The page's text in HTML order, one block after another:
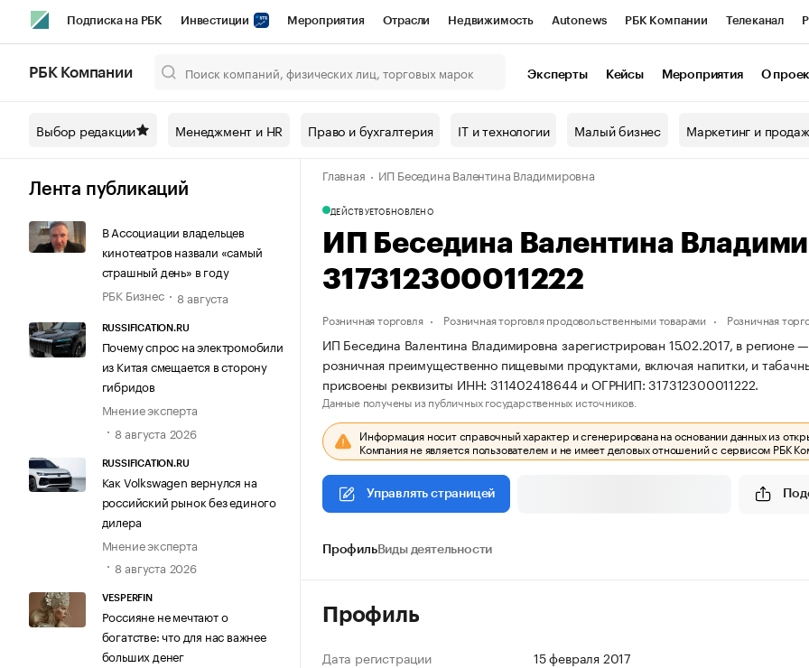
Подписка на РБК Инвестиции Мероприятия Отрасли Недвижимость Autonews РБК Компании Телеканал
Спецпроекты СПб Конференции СПб Спецпроекты Проверка контрагентов
Технологии и медиа Рынок наличной валюты
РБК Компании Эксперты Кейсы Мероприятия О
Выбор редакции Менеджмент и HR Право и бухгалтерия IT и технологии Малый бизнес Маркетинг и
Лента публикаций
В Ассоциации владельцев
кинотеатров назвали «самый
страшный день» в году
РБК Бизнес
8 августа
RUSSIFICATION.RU
Почему спрос на электромобили
из Китая смещается в сторону
гибридов
Мнение эксперта
8 августа 2026
RUSSIFICATION.RU
Как Volkswagen вернулся на
российский рынок без единого
дилера
Мнение эксперта
8 августа 2026
VESPERFIN
Россияне не мечтают о
богатстве: что для нас важнее
больших денег
Главная ИП Беседина Валентина Владимировна
ДЕЙСТВУЕТОБНОВЛЕНО
ИП Беседина Валентина
317312300011222
Розничная торговля Розничная торговля продовольственными товарами Розничная
ИП Беседина Валентина Владимировна зарегистрирован 15.02.2017, в регионе
розничная преимущественно пищевыми продуктами, включая напитки, и
присвоены реквизиты ИНН: 311402418644 и ОГРНИП: 317312300011222.
Данные получены из публичных государственных источников.
Информация носит справочный характер и сгенерирована на основании данных из
Компания не является пользователем и не имеет деловых отношений с сервисом РБК
Управлять страницей
ПрофильВиды деятельности
Профиль
Дата регистрации
15 февраля 2017